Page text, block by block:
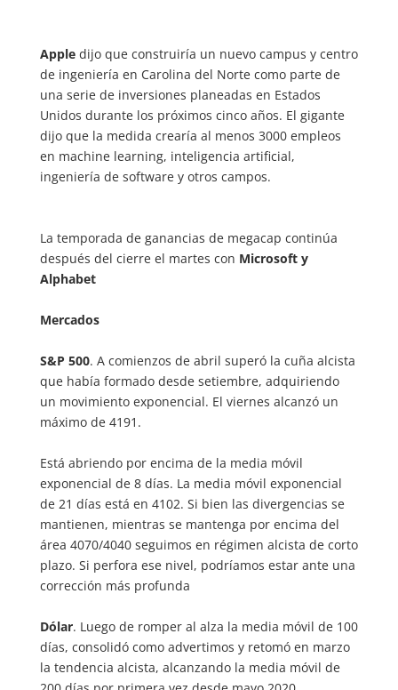
Appledijo que construiría un nuevo campus y centro
de ingeniería en Carolina del Norte como parte de
una serie de inversiones planeadas en Estados
Unidos durante los próximos cinco años. El gigante
dijo que la medida crearía al menos 3000 empleos
en machine learning, inteligencia artificial,
ingeniería de software y otros campos.
La temporada de ganancias de megacap continúa
después del cierre el martes con Microsoft y
Alphabet
Mercados
S&P 500. A comienzos de abril superó la cuña alcista
que había formado desde setiembre, adquiriendo
un movimiento exponencial. El viernes alcanzó un
máximo de 4191.
Está abriendo por encima de la media móvil
exponencial de 8 días. La media móvil exponencial
de 21 días está en 4102. Si bien las divergencias se
mantienen, mientras se mantenga por encima del
área 4070/4040 seguimos en régimen alcista de corto
plazo. Si perfora ese nivel, podríamos estar ante una
corrección más profunda
Dólar. Luego de romper al alza la media móvil de 100
días, consolidó como advertimos y retomó en marzo
la tendencia alcista, alcanzando la media móvil de